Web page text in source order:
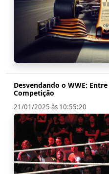
Desvendando o WWE:
Competição
21/01/2025 às 10:55:20